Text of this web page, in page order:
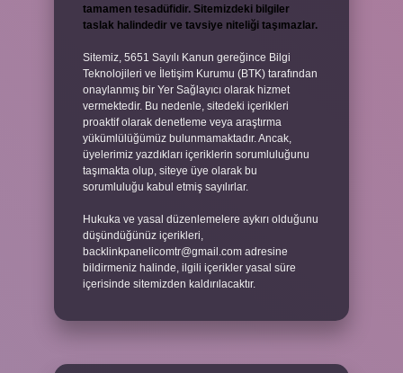
tamamen tesadüfidir. Sitemizdeki bilgiler
taslak halindedir ve tavsiye niteliği taşımazlar.
Sitemiz, 5651 Sayılı Kanun gereğince Bilgi
Teknolojileri ve İletişim Kurumu (BTK) tarafından
onaylanmış bir Yer Sağlayıcı olarak hizmet
vermektedir. Bu nedenle, sitedeki içerikleri
proaktif olarak denetleme veya araştırma
yükümlülüğümüz bulunmamaktadır. Ancak,
üyelerimiz yazdıkları içeriklerin sorumluluğunu
taşımakta olup, siteye üye olarak bu
sorumluluğu kabul etmiş sayılırlar.
Hukuka ve yasal düzenlemelere aykırı olduğunu
düşündüğünüz içerikleri,
backlinkpanelicomtr@gmail.com adresine
bildirmeniz halinde, ilgili içerikler yasal süre
içerisinde sitemizden kaldırılacaktır.